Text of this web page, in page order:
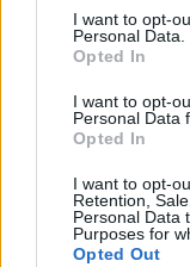
I want to opt-
Personal Data.
Opted In
I want to opt-
Personal Data
Opted In
I want to opt-
Retention,
Personal Data
Purposes for
Opted Out
formação
desafio é um
em contexto de
responsável
para colaborar
a inovação, a
e a